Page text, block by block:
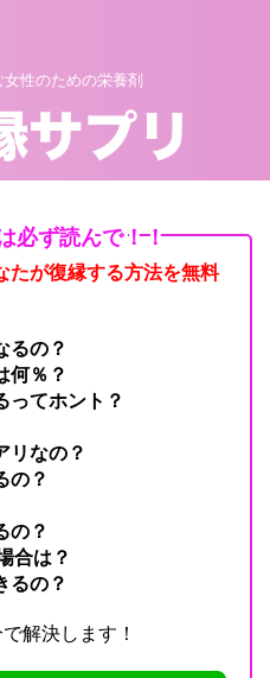
性のための栄養剤
必ず読んで！！
たが復縁する方法を無料
るの？
何％？
ってホント？
リなの？
の？
の？
合は？
るの？
解決します！